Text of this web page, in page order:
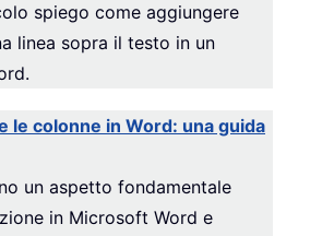
spiego come aggiungere
linea sopra il testo in un
le colonne in Word: una guida
un aspetto fondamentale
in Microsoft Word e